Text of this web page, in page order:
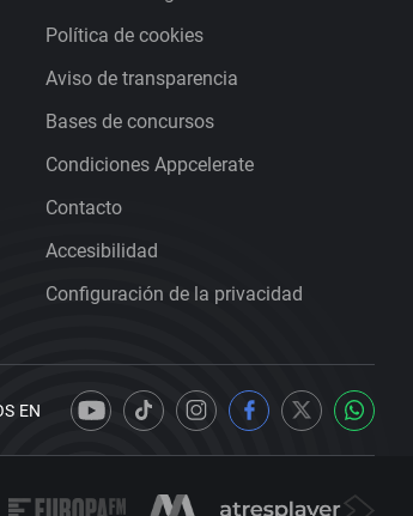
Política de cookies
Aviso de transparencia
Bases de concursos
Condiciones Appcelerate
Contacto
Accesibilidad
Configuración de la privacidad
EN